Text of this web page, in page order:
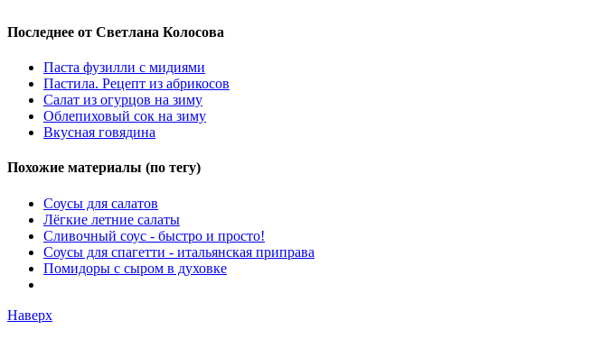
Последнее от Светлана Колосова
Паста фузилли с мидиями
Пастила. Рецепт из абрикосов
Салат из огурцов на зиму
Облепиховый сок на зиму
Вкусная говядина
Похожие материалы (по тегу)
Соусы для салатов
Лёгкие летние салаты
Сливочный соус - быстро и просто!
Соусы для спагетти - итальянская приправа
Помидоры с сыром в духовке
Наверх